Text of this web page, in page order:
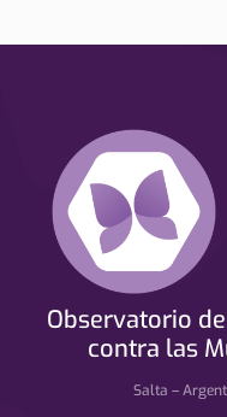
Observatorio
contra las
Salta –